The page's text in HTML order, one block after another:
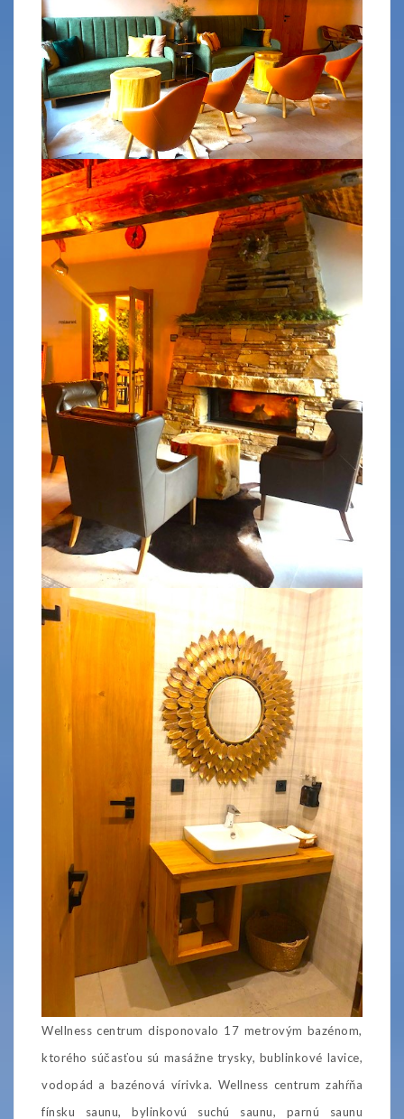
Wellness centrum disponovalo 17 metrovým bazénom,
ktorého súčasťou sú masážne trysky, bublinkové lavice,
vodopád a bazénová vírivka. Wellness centrum zahŕňa
fínsku saunu, bylinkovú suchú saunu, parnú saunu